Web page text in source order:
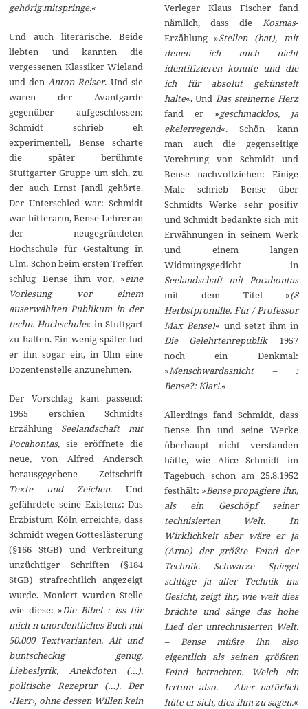
gehörig mitspringe.«
Und auch literarische. Beide
liebten und kannten die
vergessenen Klassiker Wieland
und denAnton Reiser. Und sie
waren der Avantgarde
gegenüber aufgeschlossen:
Schmidt schrieb eh
experimentell, Bense scharte
die später berühmte
Stuttgarter Gruppe um sich, zu
der auch Ernst Jandl gehörte.
Der Unterschied war: Schmidt
war bitterarm, Bense Lehrer an
der neugegründeten
Hochschule für Gestaltung in
Ulm. Schon beim ersten Treffen
schlug Bense ihm vor, »eine
Vorlesung vor einem
auserwählten Publikum in der
techn. Hochschule« in Stuttgart
zu halten. Ein wenig später lud
er ihn sogar ein, in Ulm eine
Dozentenstelle anzunehmen.
Der Vorschlag kam passend:
1955 erschien Schmidts
Erzählung Seelandschaft mit
Pocahontas, sie eröffnete die
neue, von Alfred Andersch
herausgegebene Zeitschrift
Texte und Zeichen. Und
gefährdete seine Existenz: Das
Erzbistum Köln erreichte, dass
Schmidt wegen Gotteslästerung
(§166 StGB) und Verbreitung
unzüchtiger Schriften (§184
StGB) strafrechtlich angezeigt
wurde. Moniert wurden Stelle
wie diese: »Die Bibel : iss für
mich n unordentliches Buch mit
50.000 Textvarianten. Alt und
buntscheckig genug,
Liebeslyrik, Anekdoten (…),
politische Rezeptur (…). Der
‹Herr›, ohne dessen Willen kein
Verleger Klaus Fischer fand
nämlich, dass die
Kosmas-
Erzählung »Stellen (hat), mit
denen ich mich nicht
identifizieren konnte und die
ich für absolut gekünstelt
halte«. Und Das steinerne Herz
fand er »geschmacklos, ja
ekelerregend«. Schön kann
man auch die gegenseitige
Verehrung von Schmidt und
Bense nachvollziehen: Einige
Male schrieb Bense über
Schmidts Werke sehr positiv
und Schmidt bedankte sich mit
Erwähnungen in seinem Werk
und einem langen
Widmungsgedicht in
Seelandschaft mit Pocahontas
mit dem Titel »(8
Herbstpromille. Für / Professor
Max Bense)« und setzt ihm in
Die Gelehrtenrepublik1957
noch ein Denkmal:
»Menschwardasnicht – :
Bense?: Klar!.«
Allerdings fand Schmidt, dass
Bense ihn und seine Werke
überhaupt nicht verstanden
hätte, wie Alice Schmidt im
Tagebuch schon am 25.8.1952
festhält: »Bense propagiere ihn,
als ein Geschöpf seiner
technisierten Welt. In
Wirklichkeit aber wäre er ja
(Arno) der größte Feind der
Technik. Schwarze Spiegel
schlüge ja aller Technik ins
Gesicht, zeigt ihr, wie weit dies
brächte und sänge das hohe
Lied der untechnisierten Welt.
– Bense müßte ihn also
eigentlich als seinen größten
Feind betrachten. Welch ein
Irrtum also. – Aber natürlich
hüte er sich, dies ihm zu sagen.«